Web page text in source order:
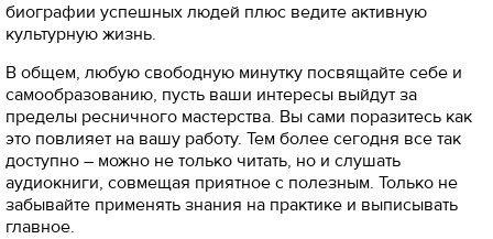
биографии успешных людей плюс ведите активную
культурную жизнь.
В общем, любую свободную минутку посвящайте себе и
самообразованию, пусть ваши интересы выйдут за
пределы ресничного мастерства. Вы сами поразитесь как
это повлияет на вашу работу. Тем более сегодня все так
доступно – можно не только читать, но и слушать
аудиокниги, совмещая приятное с полезным. Только не
забывайте применять знания на практике и выписывать
главное.